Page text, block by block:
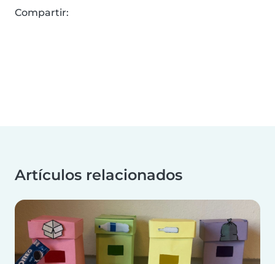
Compartir:
Artículos relacionados